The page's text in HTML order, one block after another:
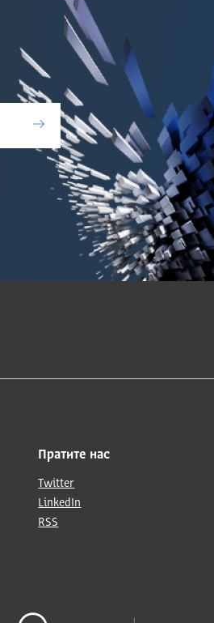
Пратите нас
Twitter
LinkedIn
RSS